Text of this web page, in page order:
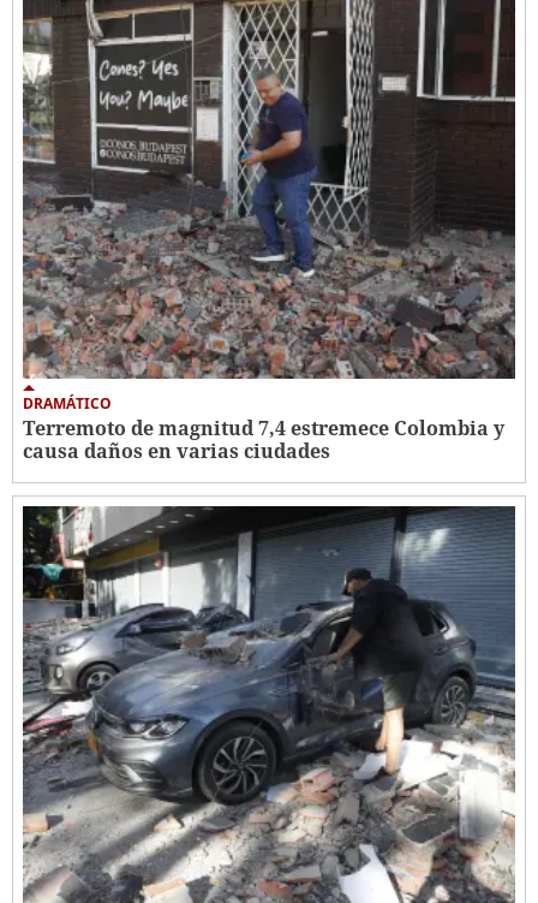
DRAMÁTICO
Terremoto de magnitud 7,4 estremece Colombia y
causa daños en varias ciudades